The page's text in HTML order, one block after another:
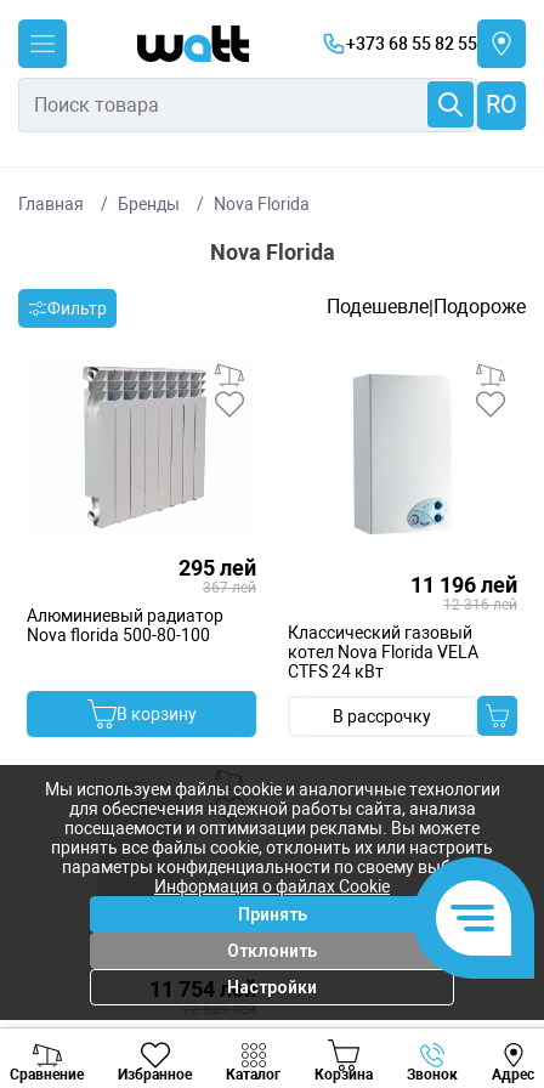
+373 68 55 82 55
RO
Главная Бренды Nova Florida
Nova Florida
Фильтр Подешевле|Подороже
295 лей
367 лей
Алюминиевый радиатор
Nova florida 500-80-100
В корзину
11 196 лей
12 316 лей
Классический газовый
котел Nova Florida VELA
CTFS 24 кВт
В рассрочку
11 754 лей
12 929 лей
Классический газовый
котел Nova Florida DELFIS
CTFS 24 кВт
Сравнение Избранное Каталог Корзина Звонок Адрес
Viber Whatsapp
Мы используем файлы cookie и аналогичные технологии
для обеспечения надежной работы сайта, анализа
посещаемости и оптимизации рекламы. Вы можете
принять все файлы cookie, отклонить их или настроить
параметры конфиденциальности по своему выбору.
Информация о файлах Cookie
Принять
Отклонить
Настройки